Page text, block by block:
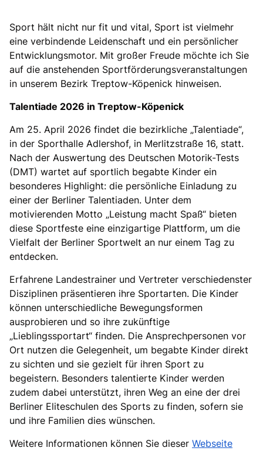
Sport hält nicht nur fit und vital, Sport ist vielmehr
eine verbindende Leidenschaft und ein persönlicher
Entwicklungsmotor. Mit großer Freude möchte ich Sie
auf die anstehenden Sportförderungsveranstaltungen
in unserem Bezirk Treptow-Köpenick hinweisen.
Talentiade 2026 in Treptow-Köpenick
Am 25. April 2026 findet die bezirkliche „Talentiade“,
in der Sporthalle Adlershof, in Merlitzstraße 16, statt.
Nach der Auswertung des Deutschen Motorik-Tests
(DMT) wartet auf sportlich begabte Kinder ein
besonderes Highlight: die persönliche Einladung zu
einer der Berliner Talentiaden. Unter dem
motivierenden Motto „Leistung macht Spaß“ bieten
diese Sportfeste eine einzigartige Plattform, um die
Vielfalt der Berliner Sportwelt an nur einem Tag zu
entdecken.
Erfahrene Landestrainer und Vertreter verschiedenster
Disziplinen präsentieren ihre Sportarten. Die Kinder
können unterschiedliche Bewegungsformen
ausprobieren und so ihre zukünftige
Lieblingssportart“ finden. Die Ansprechpersonen vor
Ort nutzen die Gelegenheit, um begabte Kinder direkt
zu sichten und sie gezielt für ihren Sport zu
begeistern. Besonders talentierte Kinder werden
zudem dabei unterstützt, ihren Weg an eine der drei
Berliner Eliteschulen des Sports zu finden, sofern sie
und ihre Familien dies wünschen.
Weitere Informationen können Sie dieser Webseite